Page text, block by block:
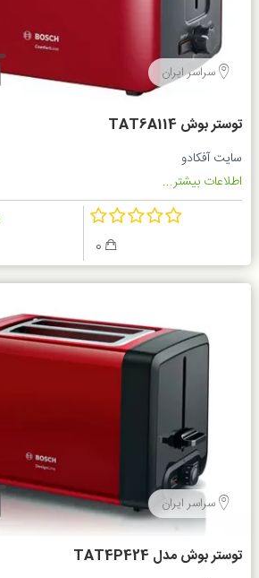
سراسر ایران
توستر بوش TAT6A114
سایت آفکادو
اطلاعات بیشتر...
سراسر ایران
توستر بوش مدل TAT4P424